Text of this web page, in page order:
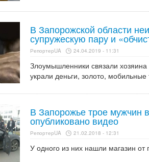
В Запорожской области
супружескую пару и
РепортерUA 24.04.2019 - 11:31
Злоумышленники связали
украли деньги, золото,
В Запорожье трое мужчин
опубликовано видео
РепортерUA 21.02.2018 - 12:31
У одного из них нашли магазин от